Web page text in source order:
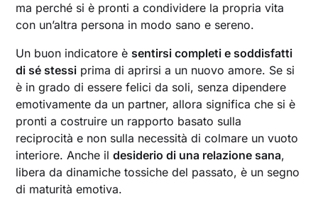
ma perché si è pronti a condividere la propria vita
con un’altra persona in modo sano e sereno.
Un buon indicatore è sentirsi completi e soddisfatti
di sé stessi prima di aprirsi a un nuovo amore. Se si
è in grado di essere felici da soli, senza dipendere
emotivamente da un partner, allora significa che si è
pronti a costruire un rapporto basato sulla
reciprocità e non sulla necessità di colmare un vuoto
interiore. Anche ildesiderio di una relazione sana,
libera da dinamiche tossiche del passato, è un segno
di maturità emotiva.